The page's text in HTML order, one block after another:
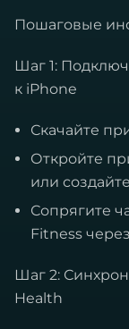
Пошаговые
Шаг 1:
к iPhone
Скачайте
Откройте
или
Сопрягите
Fitness
Шаг 2:
Health